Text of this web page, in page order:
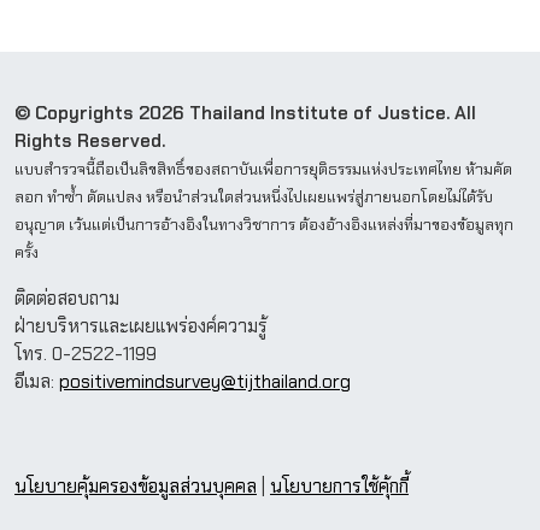
© Copyrights 2026 Thailand Institute of Justice. All
Rights Reserved.
แบบสำรวจนี้ถือเป็นลิขสิทธิ์ของสถาบันเพื่อการยุติธรรมแห่งประเทศไทย ห้ามคัด
ลอก ทำซ้ำ ดัดแปลง หรือนำส่วนใดส่วนหนึ่งไปเผยแพร่สู่ภายนอกโดยไม่ได้รับ
อนุญาต เว้นแต่เป็นการอ้างอิงในทางวิชาการ ต้องอ้างอิงแหล่งที่มาของข้อมูลทุก
ครั้ง
ติดต่อสอบถาม
ฝ่ายบริหารและเผยแพร่องค์ความรู้
โทร. 0-2522-1199
อีเมล: positivemindsurvey@tijthailand.org
นโยบายคุ้มครองข้อมูลส่วนบุคคล นโยบายการใช้คุ้กกี้